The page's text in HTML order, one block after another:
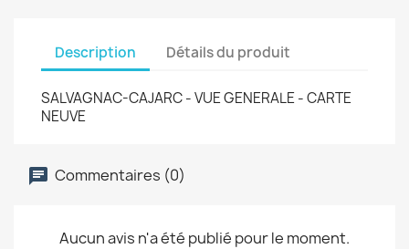
Description Détails du produit
SALVAGNAC-CAJARC - VUE GENERALE - CARTE
NEUVE
Commentaires (0)
Aucun avis n'a été publié pour le moment.